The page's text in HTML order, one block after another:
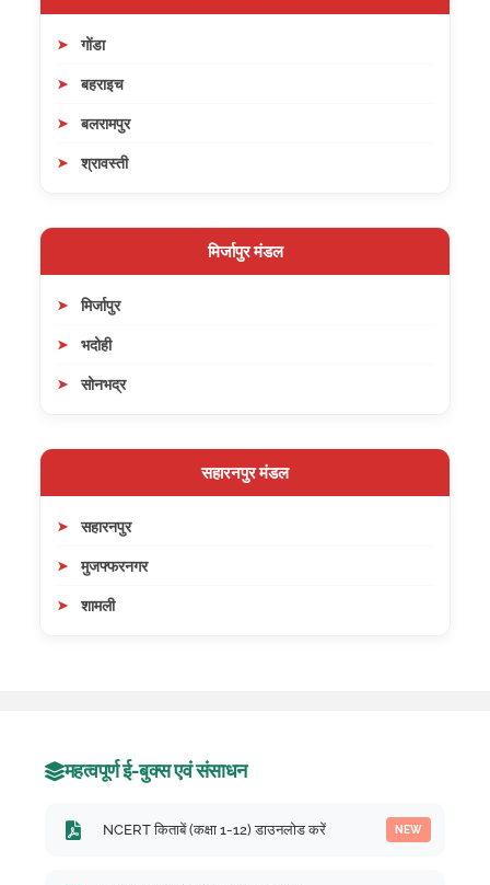
गोंडा
बहराइच
बलरामपुर
श्रावस्ती
मिर्जापुर मंडल
मिर्जापुर
भदोही
सोनभद्र
सहारनपुर मंडल
सहारनपुर
मुजफ्फरनगर
शामली
महत्वपूर्ण ई-बुक्स एवं संसाधन
NCERT किताबें (कक्षा 1-12) डाउनलोड करें NEW